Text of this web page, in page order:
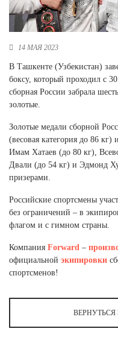
Новосибирская область (3)
Омская область (5)
Республика Крым (1)
Республика Татарстан (2)
Ростовская область (2)
Санкт-Петербург и ЛО (3)
Саратовская область (1)
Свердловская область (5)
Северная Осетия (2)
Смоленская область (1)
Томская область (1)
Тульская область (1)
Хакасия (1)
Ханты-Мансийский автономный
Ямало-Ненецкий автономный
Ярославская область (1)
14 МАЯ 2023
В Ташкенте (Узбекистан)
боксу, который проходил с
сборная России забрала
золотые.
Золотые медали сборной
(весовая категория до 86
Имам Хатаев (до 80 кг),
Двали (до 54 кг) и Эдмонд
призерами.
Российские спортсмены
без ограничений – в
флагом и с гимном страны.
Компания Forward –
официальной экипировки
спортсменов!